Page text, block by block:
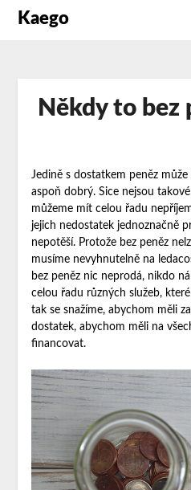
Kaego
Někdy to bez
Jedině s dostatkem peněz
aspoň dobrý. Sice nejsou
můžeme mít celou řadu
jejich nedostatek jednoznačně
nepotěší. Protože bez peněz
musíme nevyhnutelně na
bez peněz nic neprodá, nikdo
celou řadu různých služeb,
tak se snažíme, abychom měli
dostatek, abychom měli na
financovat.